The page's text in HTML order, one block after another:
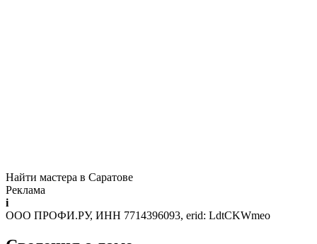
Найти мастера в Саратове
Реклама
i
ООО ПРОФИ.РУ, ИНН 7714396093, erid: LdtCKWmeo